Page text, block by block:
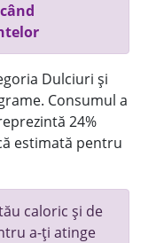
Dulciuri și
Consumul a
24%
estimată pentru
caloric și de
a-ți atinge